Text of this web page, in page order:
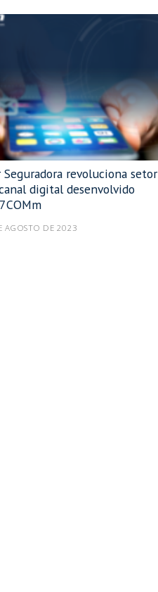
Seguradora revoluciona setor
digital desenvolvido
AGOSTO DE 2023